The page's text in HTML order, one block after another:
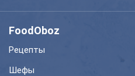
FoodOboz
Рецепты
Шефы